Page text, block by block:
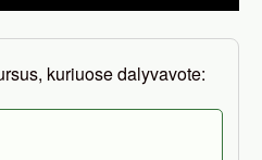
kuriuose dalyvavote: